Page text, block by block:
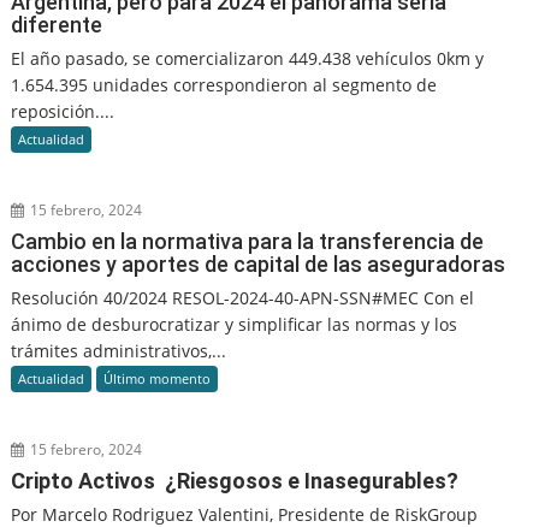
diferente
El año pasado, se comercializaron 449.438 vehículos 0km y
1.654.395 unidades correspondieron al segmento de
reposición....
Actualidad
15 febrero, 2024
Cambio en la normativa para la transferencia de
acciones y aportes de capital de las aseguradoras
Resolución 40/2024 RESOL-2024-40-APN-SSN#MEC Con el
ánimo de desburocratizar y simplificar las normas y los
trámites administrativos,...
Actualidad Último momento
15 febrero, 2024
Cripto Activos ¿Riesgosos e Inasegurables?
Por Marcelo Rodriguez Valentini, Presidente de RiskGroup